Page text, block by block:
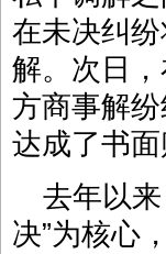
在未决纠
解。次日
方商事解
达成了书面
去年以
决”为核心